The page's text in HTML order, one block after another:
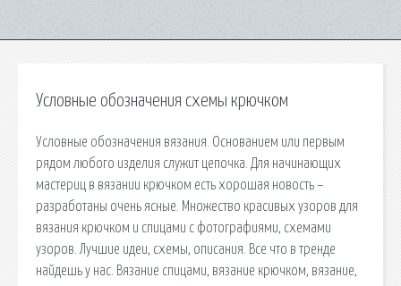
Условные обозначения схемы крючком
Условные обозначения вязания. Основанием или первым
рядом любого изделия служит цепочка. Для начинающих
мастериц в вязании крючком есть хорошая новость –
разработаны очень ясные. Множество красивых узоров для
вязания крючком и спицами с фотографиями, схемами
узоров. Лучшие идеи, схемы, описания. Все что в тренде
найдешь у нас. Вязание спицами, вязание крючком, вязание,